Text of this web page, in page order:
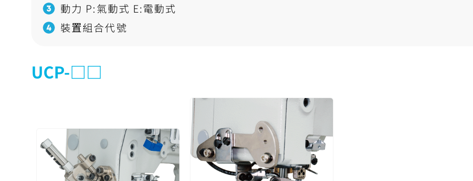
動力 P:氣動式 E:電動式
裝置組合代號
UCP-□□